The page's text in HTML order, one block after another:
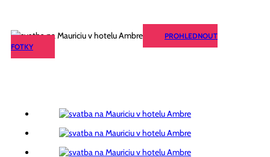
PROHLEDNOUT
FOTKY